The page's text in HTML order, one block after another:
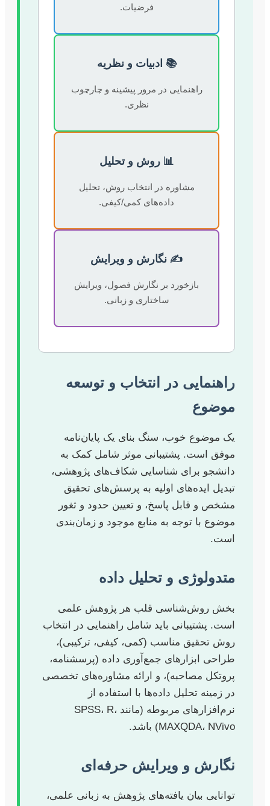
فرضیات.
📚 ادبیات و نظریه
راهنمایی در مرور پیشینه و چارچوب
نظری.
📊 روش و تحلیل
مشاوره در انتخاب روش، تحلیل
داده‌های کمی/کیفی.
✍️ نگارش و ویرایش
بازخورد بر نگارش فصول، ویرایش
ساختاری و زبانی.
راهنمایی در انتخاب و توسعه
موضوع
یک موضوع خوب، سنگ بنای یک پایان‌نامه
موفق است. پشتیبانی موثر شامل کمک به
دانشجو برای شناسایی شکاف‌های پژوهشی،
تبدیل ایده‌های اولیه به پرسش‌های تحقیق
مشخص و قابل پاسخ، و تعیین حدود و ثغور
موضوع با توجه به منابع موجود و زمان‌بندی
است.
متدولوژی و تحلیل داده
بخش روش‌شناسی قلب هر پژوهش علمی
است. پشتیبانی باید شامل راهنمایی در انتخاب
روش تحقیق مناسب (کمی، کیفی، ترکیبی)،
طراحی ابزارهای جمع‌آوری داده (پرسشنامه،
پروتکل مصاحبه)، و ارائه مشاوره‌های تخصصی
در زمینه تحلیل داده‌ها با استفاده از
نرم‌افزارهای مربوطه (مانند SPSS، R،
MAXQDA، NVivo) باشد.
نگارش و ویرایش حرفه‌ای
توانایی بیان یافته‌های پژوهش به زبانی علمی،